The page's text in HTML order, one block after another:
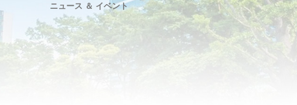
ニュース ＆ イベント